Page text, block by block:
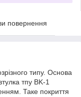
повернення
типу. Основа
тпу BK-1
Таке покриття